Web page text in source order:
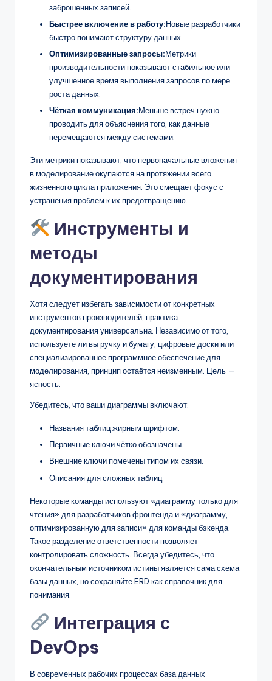
заброшенных записей.
Быстрее включение в работу:Новые разработчики
быстро понимают структуру данных.
Оптимизированные запросы:Метрики
производительности показывают стабильное или
улучшенное время выполнения запросов по мере
роста данных.
Чёткая коммуникация:Меньше встреч нужно
проводить для объяснения того, как данные
перемещаются между системами.
Эти метрики показывают, что первоначальные вложения
в моделирование окупаются на протяжении всего
жизненного цикла приложения. Это смещает фокус с
устранения проблем к их предотвращению.
Инструменты и
методы
документирования
Хотя следует избегать зависимости от конкретных
инструментов производителей, практика
документирования универсальна. Независимо от того,
используете ли вы ручку и бумагу, цифровые доски или
специализированное программное обеспечение для
моделирования, принцип остаётся неизменным. Цель —
ясность.
Убедитесь, что ваши диаграммы включают:
Названия таблиц жирным шрифтом.
Первичные ключи чётко обозначены.
Внешние ключи помечены типом их связи.
Описания для сложных таблиц.
Некоторые команды используют «диаграмму только для
чтения» для разработчиков фронтенда и «диаграмму,
оптимизированную для записи» для команды бэкенда.
Такое разделение ответственности позволяет
контролировать сложность. Всегда убедитесь, что
окончательным источником истины является сама схема
базы данных, но сохраняйте ERD как справочник для
понимания.
Интеграция с
DevOps
В современных рабочих процессах база данных